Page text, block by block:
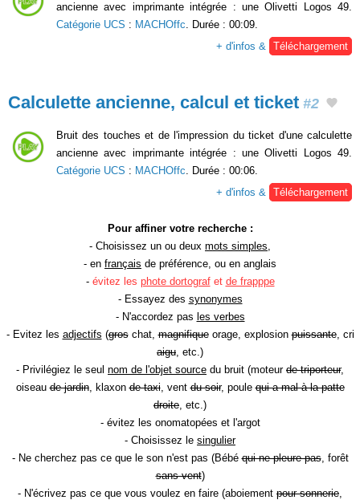
ancienne avec imprimante intégrée : une Olivetti Logos 49.
Catégorie UCS : MACHOffc. Durée : 00:09.
+ d'infos & Téléchargement
Calculette ancienne, calcul et ticket #2
Bruit des touches et de l'impression du ticket d'une calculette
ancienne avec imprimante intégrée : une Olivetti Logos 49.
Catégorie UCS : MACHOffc. Durée : 00:06.
+ d'infos & Téléchargement
Pour affiner votre recherche :
- Choisissez un ou deux mots simples,
- en français de préférence, ou en anglais
- évitez les phote dortografet de frapppe
- Essayez des synonymes
- N'accordez pas les verbes
- Evitez les adjectifs (groschat,magnifiqueorage, explosionpuissante, cri
aigu, etc.)
- Privilégiez le seul nom de l'objet source du bruit (moteur de triporteur,
oiseaude jardin, klaxonde taxi, ventdu soir, poulequi a mal à la patte
droite, etc.)
- évitez les onomatopées et l'argot
- Choisissez le singulier
- Ne cherchez pas ce que le son n'est pas (Bébéqui ne pleure pas, forêt
sans vent)
- N'écrivez pas ce que vous voulez en faire (aboiement pour sonnerie,